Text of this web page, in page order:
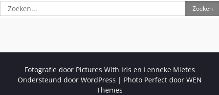
Zoeken
naar:
Fotografie door Pictures With Iris en Lenneke Mietes
Ondersteund door WordPress | Photo Perfect door WEN
Themes